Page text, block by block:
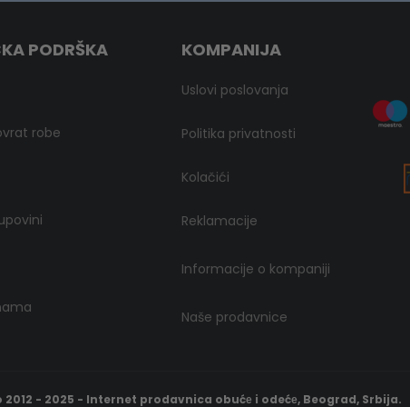
PODRŠKA
robe
KOMPANIJA
Uslovi poslovanja
Politika privatnosti
Kolačići
Reklamacije
Informacije o kompaniji
Naše prodavnice
- 2025 - Internet prodavnica obućе i odećе, Beograd, Srbija.